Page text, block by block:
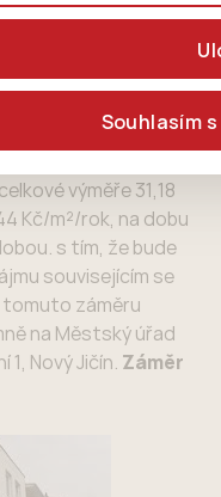
Souhlasím
11 v Novém
č. st. 353 v k. ú. Nový
119 s podílem na
výměře 31,18
Kč/m²/rok, na dobu
s tím, že bude
souvisejícím se
záměru
na Městský úřad
1, Nový Jičín. Záměr